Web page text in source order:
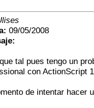
09/05/2008
tal pues tengo un
con ActionScript
de intentar hacer